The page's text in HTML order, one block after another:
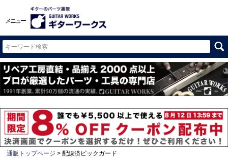
メニュー
通販トップページ 配線済ピックガード